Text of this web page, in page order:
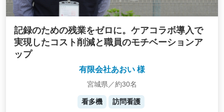
記録のための残業をゼロに。ケアコラボ導入で
実現したコスト削減と職員のモチベーションア
ップ
有限会社あおい 様
宮城県／約30名
看多機 訪問看護